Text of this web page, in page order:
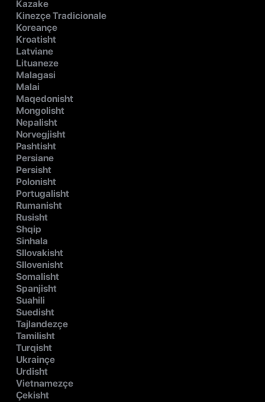
Kazake
Kinezçe Tradicionale
Koreançe
Kroatisht
Latviane
Lituaneze
Malagasi
Malai
Maqedonisht
Mongolisht
Nepalisht
Norvegjisht
Pashtisht
Persiane
Persisht
Polonisht
Portugalisht
Rumanisht
Rusisht
Shqip
Sinhala
Sllovakisht
Sllovenisht
Somalisht
Spanjisht
Suahili
Suedisht
Tajlandezçe
Tamilisht
Turqisht
Ukrainçe
Urdisht
Vietnamezçe
Çekisht